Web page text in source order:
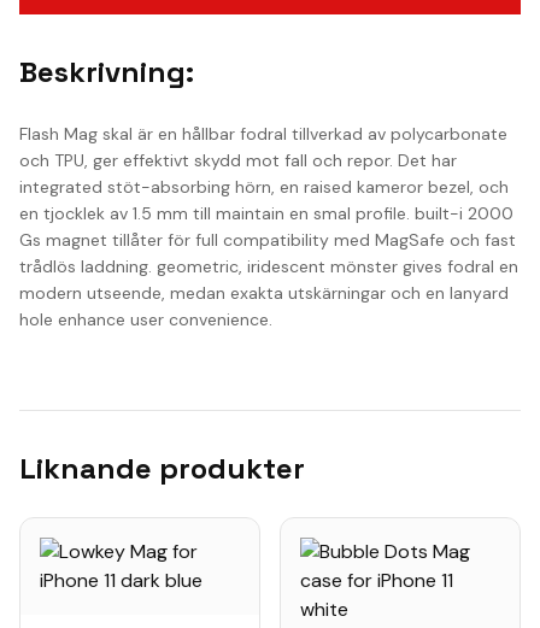
Beskrivning:
Flash Mag skal är en hållbar fodral tillverkad av polycarbonate
och TPU, ger effektivt skydd mot fall och repor. Det har
integrated stöt-absorbing hörn, en raised kameror bezel, och
en tjocklek av 1.5 mm till maintain en smal profile. built-i 2000
Gs magnet tillåter för full compatibility med MagSafe och fast
trådlös laddning. geometric, iridescent mönster gives fodral en
modern utseende, medan exakta utskärningar och en lanyard
hole enhance user convenience.
Liknande produkter